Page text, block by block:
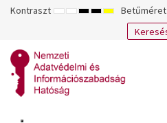
Kontraszt ALAPÉRTELMEZETT
ÉJSZAKAI
NAGY
KONTRASZTÚ
NAGY
KONTRASZTÚ
NAGY
KONTRASZTÚ
SÁRGA
FEKETE
Betűméret